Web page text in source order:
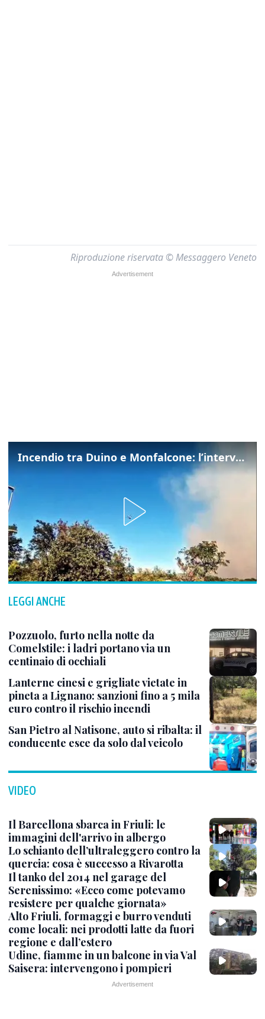
Riproduzione riservata © Messaggero Veneto
Incendio tra Duino e Monfalcone: l’intervento dei vigili del fuoco
LEGGI ANCHE
Pozzuolo, furto nella notte da
Comelstile: i ladri portano via un
centinaio di occhiali
Lanterne cinesi e grigliate vietate in
pineta a Lignano: sanzioni fino a 5 mila
euro contro il rischio incendi
San Pietro al Natisone, auto si ribalta: il
conducente esce da solo dal veicolo
VIDEO
Il Barcellona sbarca in Friuli: le
immagini dell'arrivo in albergo
Lo schianto dell’ultraleggero contro la
quercia: cosa è successo a Rivarotta
Il tanko del 2014 nel garage del
Serenissimo: «Ecco come potevamo
resistere per qualche giornata»
Alto Friuli, formaggi e burro venduti
come locali: nei prodotti latte da fuori
regione e dall’estero
Udine, fiamme in un balcone in via Val
Saisera: intervengono i pompieri